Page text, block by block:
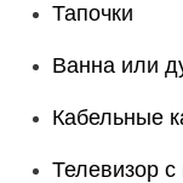
Тапочки
Ванна или
Кабельные
Телевизор